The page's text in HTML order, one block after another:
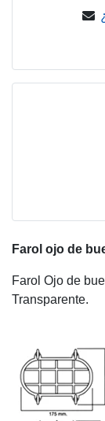
Farol ojo de
Farol Ojo de
Transparente.